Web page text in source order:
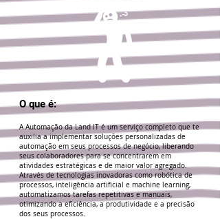
O que é:
A Automação da Land IT é um serviço completo que te
auxilia a implementar soluções personalizadas de
automação em seus processos de negócio, liberando
seus colaboradores para se concentrarem em
atividades estratégicas e de maior valor agregado.
Através de tecnologias inovadoras como robótica de
processos, inteligência artificial e machine learning,
automatizamos tarefas repetitivas e manuais,
otimizando a eficiência, a produtividade e a precisão
dos seus processos.